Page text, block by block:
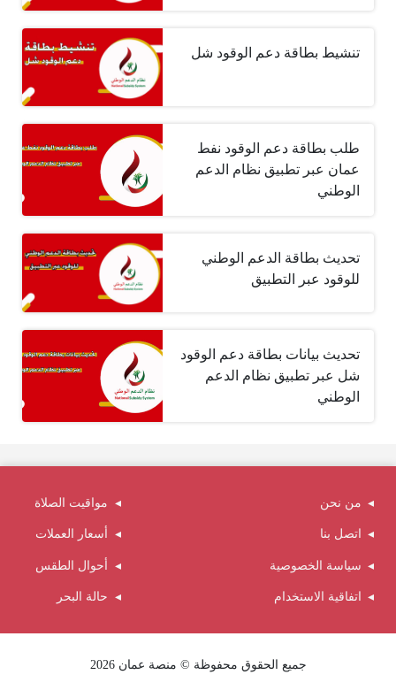
تنشيط بطاقة دعم الوقود شل
طلب بطاقة دعم الوقود نفط
عمان عبر تطبيق نظام الدعم
الوطني
تحديث بطاقة الدعم الوطني
للوقود عبر التطبيق
تحديث بيانات بطاقة دعم الوقود
شل عبر تطبيق نظام الدعم
الوطني
من نحن
اتصل بنا
سياسة الخصوصية
اتفاقية الاستخدام
مواقيت الصلاة
أسعار العملات
أحوال الطقس
حالة البحر
جميع الحقوق محفوظة © منصة عمان 2026